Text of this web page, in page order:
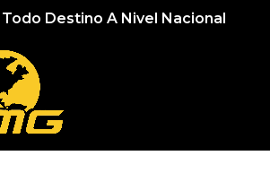
Todo Destino A Nivel Nacional